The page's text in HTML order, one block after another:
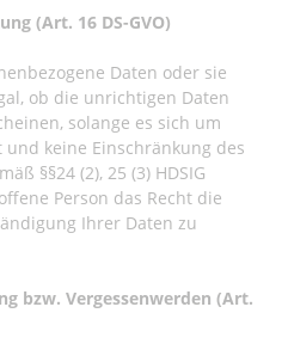
(Art. 16 DS-GVO)
Daten oder sie
ob die unrichtigen Daten
solange es sich um
keine Einschränkung des
§§24 (2), 25 (3) HDSIG
Person das Recht die
Ihrer Daten zu
bzw. Vergessenwerden (Art.